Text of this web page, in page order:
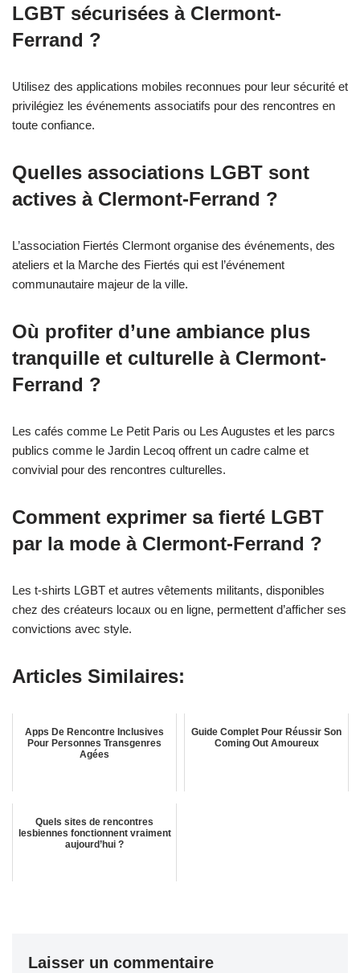
LGBT sécurisées à Clermont-
Ferrand ?
Utilisez des applications mobiles reconnues pour leur sécurité et
privilégiez les événements associatifs pour des rencontres en
toute confiance.
Quelles associations LGBT sont
actives à Clermont-Ferrand ?
L’association Fiertés Clermont organise des événements, des
ateliers et la Marche des Fiertés qui est l’événement
communautaire majeur de la ville.
Où profiter d’une ambiance plus
tranquille et culturelle à Clermont-
Ferrand ?
Les cafés comme Le Petit Paris ou Les Augustes et les parcs
publics comme le Jardin Lecoq offrent un cadre calme et
convivial pour des rencontres culturelles.
Comment exprimer sa fierté LGBT
par la mode à Clermont-Ferrand ?
Les t-shirts LGBT et autres vêtements militants, disponibles
chez des créateurs locaux ou en ligne, permettent d’afficher ses
convictions avec style.
Articles Similaires:
Apps De Rencontre Inclusives
Pour Personnes Transgenres
Agées
Guide Complet Pour Réussir Son
Coming Out Amoureux
Quels sites de rencontres
lesbiennes fonctionnent vraiment
aujourd’hui ?
Laisser un commentaire